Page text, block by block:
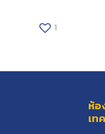
1
ห้อ
เท